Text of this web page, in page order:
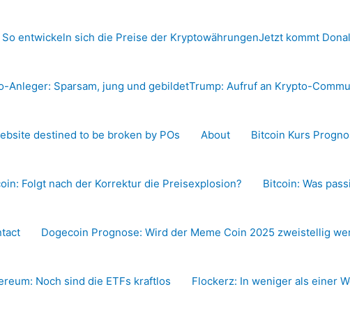
So entwickeln sich die Preise der KryptowährungenJetzt kommt
Anleger: Sparsam, jung und gebildetTrump: Aufruf an Krypto-
destined to be broken by POs About Bitcoin Kurs
Folgt nach der Korrektur die Preisexplosion? Bitcoin: Was
Dogecoin Prognose: Wird der Meme Coin 2025 zweistellig
Noch sind die ETFs kraftlos Flockerz: In weniger als einer